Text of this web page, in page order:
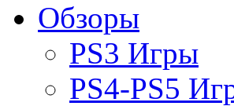
Обзоры
PS3 Игры
PS4-PS5